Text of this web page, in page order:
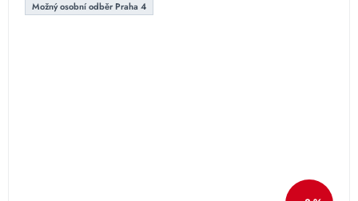
Možný osobní odběr Praha 4